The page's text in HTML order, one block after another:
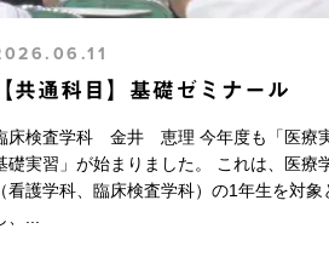
【共通科目】基礎ゼミナール
床検査学科 金井 恵理 今年度も「医療
礎実習」が始まりました。 これは、医療
（看護学科、臨床検査学科）の1年生を対象
、...